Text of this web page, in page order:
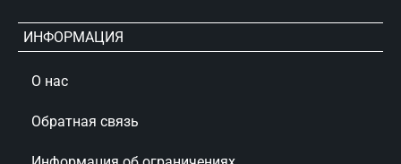
ИНФОРМАЦИЯ
О нас
Обратная связь